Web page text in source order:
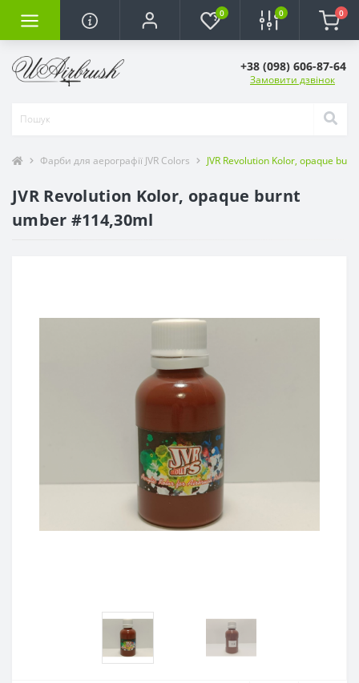
0 0 0
+38 (098) 606-87-64
Замовити дзвінок
Фарби для аерографії JVR Colors JVR Revolution Kolor, opaque
JVR Revolution Kolor, opaque burnt
umber #114,30ml